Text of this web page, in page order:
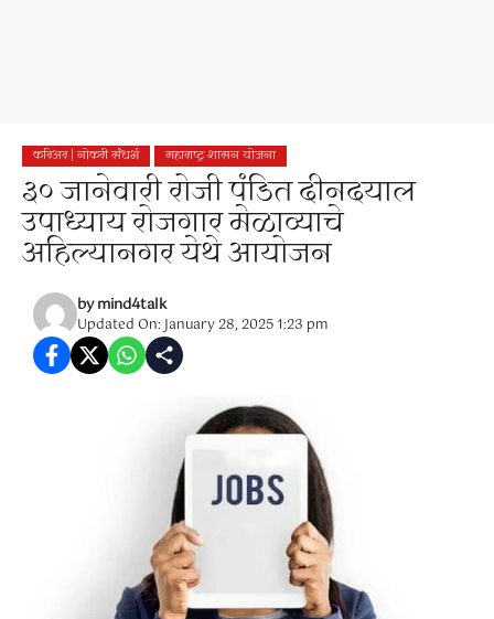
करिअर | नोकरी संधर्भ महाराष्ट्र शासन योजना
३० जानेवारी रोजी पंडित दीनदयाल
उपाध्याय रोजगार मेळाव्याचे
अहिल्यानगर येथे आयोजन
bymind4talk
Updated On: January 28, 2025 1:23 pm